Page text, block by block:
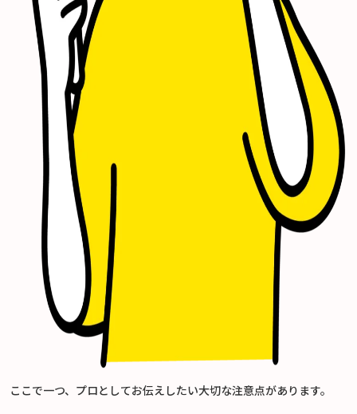
ここで一つ、プロとしてお伝えしたい大切な注意点があります。